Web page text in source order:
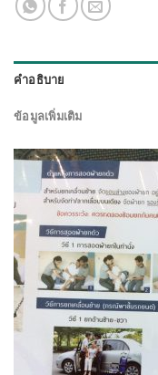
คำอธิบาย
ข้อมูลเพิ่มเติม